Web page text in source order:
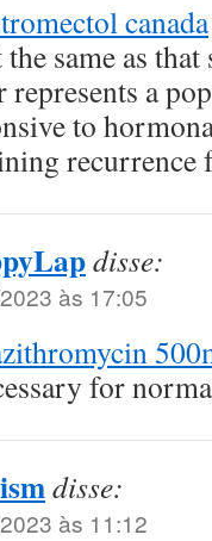
canada
same as
represents a
to
disse:
às 17:05
for
disse:
às 11:12